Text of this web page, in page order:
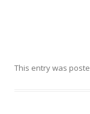
This entry was